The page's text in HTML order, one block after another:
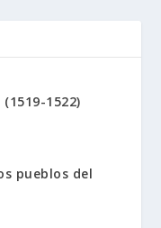
1522)
pueblos del